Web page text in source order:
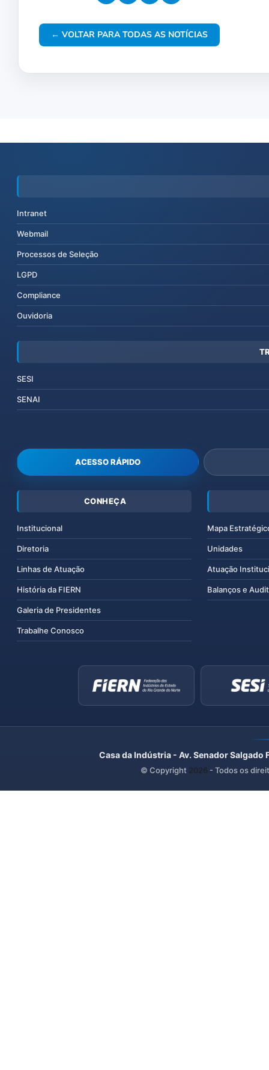
← VOLTAR PARA TODAS AS NOTÍCIAS
Intranet
Webmail
Processos de Seleção
LGPD
Compliance
Ouvidoria
SESI
SENAI
ACESSO RÁPIDO
CONHEÇA
Institucional
Diretoria
Linhas de Atuação
História da FIERN
Galeria de Presidentes
Trabalhe Conosco
Mapa
Unidades
Atuação
Balanços e
Casa da Indústria - Av. Senador
© Copyright 2026 - Todos os